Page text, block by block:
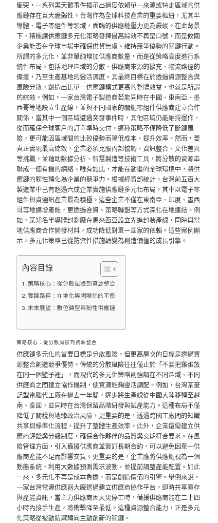
衝突，一系列黑天鵝事件揭示出過度依賴單一來源或特定區域的供
應鏈存在巨大脆弱性。台灣作為全球科技產業的重要樞紐，尤其半
導體、電子零組件等領域，面臨的供應鏈壓力更為嚴峻。在此背景
下，積極讓供應鏈多元化策略發揮最高綜效不再是口號，而是攸關
企業能否在全球市場中確保供貨無虞、維持競爭優勢的關鍵行動。
所謂的多元化，並非單純增加供應商數量，而是從策略高度進行系
統性布局，包括地理區域的分散、供應商來源的擴充、物流路徑的
備援，乃至生產基地的靈活調度。其最終目標在於透過資源整合與
風險分散，創造出比單一供應鏈模式更高的整體效益，也就是所謂
的綜效。例如，一家台灣電子製造商若能同時在中國、東南亞、墨
西哥等地設立生產線，並與不同國家的關鍵零組件供應商建立合作
關係，當其中一個區域遭遇突發事件時，其他區域仍能維持運作，
從而確保全球客戶的訂單準時交付。這種策略不僅降低了斷鏈風
險，更可能因區域間的比較優勢而降低成本、提升效率。然而，要
真正實現最高綜效，企業必須克服內部協調、資訊整合、文化差異
等挑戰，並藉助數據分析、智慧製造等技術工具，將分散的資源串
聯成一個有機的網絡。唯有如此，才能在動盪的全球環境中，將供
應鏈的韌性轉化為企業的競爭力。根據經濟部統計，台灣前五百大
製造業中已有超過六成企業實施供應鏈多元化布局，其中以電子零
組件與資通訊產業最為積極。這些企業不僅在東南亞、印度、墨西
哥等地擴增產能，更透過合資、策略聯盟等方式深化在地連結。例
如，某知名半導體封測廠在馬來西亞設立先進封裝產線，同時與當
地供應商合作開發材料，成功降低對單一國家的依賴。這些案例顯
示，多元化策略已從防禦性措施轉變為創造價值的成長引擎。
內容目錄
策略核心：從分散風險到資源整合
實踐路徑：在地化與國際化的平衡
未來展望：數位轉型與韌性供應鏈
策略核心：從分散風險到資源整合
供應鏈多元化的首要目標是分散風險，但更高層次的目標是透過資
源整合創造競爭優勢。傳統的分散風險往往僅止於「不要把雞蛋放
在同一個籃子裡」，而現代的多元化策略則強調在不同區域、不同
供應商之間建立協作機制，使資源能夠靈活調配。例如，台灣某筆
記型電腦代工廠在過去十年間，逐步將生產線從中國大陸移轉至越
南、泰國，並同時在台灣保留高階研發與試產能力。這種布局不僅
降低了關稅與地緣政治風險，更重要的是，透過跨國工廠間的知識
共享與標準化流程，提升了整體生產效率。此外，企業還需建立供
應商評鑑與分級制度，確保合作夥伴的品質與交期符合要求。在風
險管理方面，引入備援供應商並簽訂長期合約，可以避免因單一供
應商產能不足而影響交貨。更重要的是，企業應將供應鏈視為一個
動態系統，利用大數據預測需求波動，並提前調整產能配置。如此
一來，多元化不再是成本負擔，而是創造價值的引擎。舉例來說，
一家台灣電源供應器大廠透過建立供應商協作平台，即時共享庫存
與產能資訊，當主力供應商因天災停工時，備援供應商能在二十四
小時內接手生產，將衝擊降至最低。這種資源整合能力，正是多元
化策略從被動防禦轉向主動創新的關鍵。